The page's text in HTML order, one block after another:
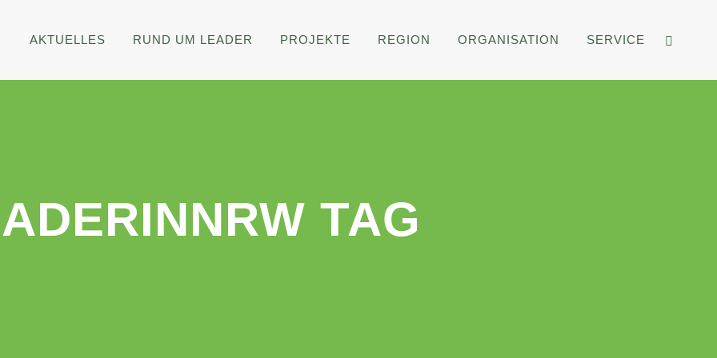
AKTUELLES RUND UM LEADER PROJEKTE REGION ORGANISATION SERVICE
TAG